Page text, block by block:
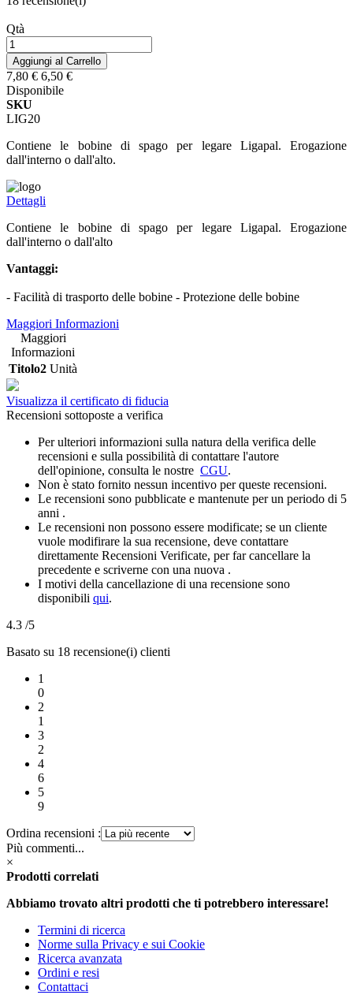
Qtà
Aggiungi al Carrello
7,80 € 6,50 €
Disponibile
SKU
LIG20
Contiene le bobine di spago per legare Ligapal. Erogazione
dall'interno o dall'alto.
Dettagli
Contiene le bobine di spago per legare Ligapal. Erogazione
dall'interno o dall'alto
Vantaggi:
- Facilità di trasporto delle bobine - Protezione delle bobine
Maggiori Informazioni
Maggiori
Informazioni
Titolo2 Unità
Visualizza il certificato di fiducia
Recensioni sottoposte a verifica
Per ulteriori informazioni sulla natura della verifica delle
recensioni e sulla possibilità di contattare l'autore
dell'opinione, consulta le nostre CGU.
Non è stato fornito nessun incentivo per queste recensioni.
Le recensioni sono pubblicate e mantenute per un periodo di 5
anni .
Le recensioni non possono essere modificate; se un cliente
vuole modifirare la sua recensione, deve contattare
direttamente Recensioni Verificate, per far cancellare la
precedente e scriverne con una nuova .
I motivi della cancellazione di una recensione sono
disponibili qui.
4.3 /5
Basato su 18 recensione(i) clienti
1
0
2
1
3
2
4
6
5
9
Ordina recensioni :
Più commenti...
×
Prodotti correlati
Abbiamo trovato altri prodotti che ti potrebbero interessare!
Termini di ricerca
Norme sulla Privacy e sui Cookie
Ricerca avanzata
Ordini e resi
Contattaci